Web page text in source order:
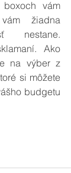
žiadna
nestane.
Ako
na výber z
si môžete
budgetu